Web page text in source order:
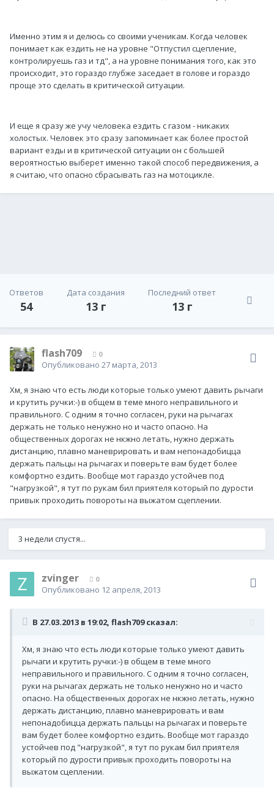
Именно этим я и делюсь со своими ученикам. Когда человек
понимает как ездить не на уровне "Отпустил сцепление,
контролируешь газ и тд", а на уровне понимания того, как это
происходит, это гораздо глубже заседает в голове и гораздо
проще это сделать в критической ситуации.
И еще я сразу же учу человека ездить с газом - никаких
холостых. Человек это сразу запоминает как более простой
вариант езды и в критической ситуации он с большей
вероятностью выберет именно такой способ передвижения, а
я считаю, что опасно сбрасывать газ на мотоцикле.
Ответов
54
Дата создания
13 г
Последний ответ
13 г
flash709 0
Опубликовано 27 марта, 2013
Хм, я знаю что есть люди которые только умеют давить рычаги
и крутить ручки:-) в общем в теме много неправильного и
правильного. С одним я точно согласен, руки на рычагах
держать не только ненужно но и часто опасно. На
общественных дорогах не нкжно летать, нужно держать
дистанцию, плавно маневрировать и вам непонадобицца
держать пальцы на рычагах и поверьте вам будет более
комфортно ездить. Вообще мот гараздо устойчев под
"нагрузкой", я тут по рукам бил приятеля который по дурости
привык проходить повороты на выжатом сцеплении.
3 недели спустя...
zvinger 0
Опубликовано 12 апреля, 2013
В 27.03.2013 в 19:02, flash709 сказал:
Хм, я знаю что есть люди которые только умеют давить
рычаги и крутить ручки:-) в общем в теме много
неправильного и правильного. С одним я точно согласен,
руки на рычагах держать не только ненужно но и часто
опасно. На общественных дорогах не нкжно летать, нужно
держать дистанцию, плавно маневрировать и вам
непонадобицца держать пальцы на рычагах и поверьте
вам будет более комфортно ездить. Вообще мот гараздо
устойчев под "нагрузкой", я тут по рукам бил приятеля
который по дурости привык проходить повороты на
выжатом сцеплении.